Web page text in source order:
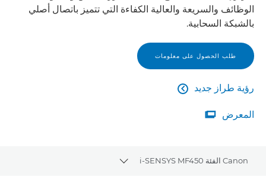
الوظائف والسريعة والعالية الكفاءة التي تتميز باتصال أصلي
بالشبكة السحابية.
طلب الحصول على معلومات
رؤية طراز جديد
رؤية طراز جديد

المعرض
المعرض

Canon الفئة i-SENSYS MF450
Toggle breadcrumbs